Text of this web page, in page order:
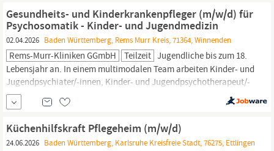
Klinikbetrieb verantwortlich.
Gesundheits- und Kinderkrankenpfleger (m/w/d) für
Psychosomatik - Kinder- und Jugendmedizin
02.04.2026 Baden Württemberg, Rems Murr Kreis, 71364, Winnenden
Rems-Murr-Kliniken GGmbH Teilzeit Jugendliche bis zum 18.
Lebensjahr an. In einem multimodalen Team arbeiten Kinder- und
Jugendpsychiater/-innen, Kinder- und Jugendpsychotherapeut/-
innen, Ärzte der Kinder- und Jugendmedizin (m/w/d), mit
Gesundheits- und (Kinder-)krankenpfleger/innen, sowie Kunst-
Ernährungsberater/-innen
zusammen.
Küchenhilfskraft Pflegeheim (m/w/d)
24.06.2026 Baden Württemberg, Karlsruhe Kreisfreie Stadt, 76275, Ettlingen